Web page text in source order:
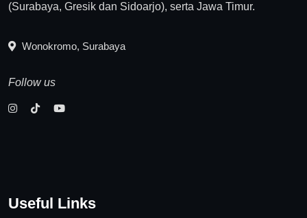
(Surabaya, Gresik dan Sidoarjo), serta Jawa Timur.
Wonokromo, Surabaya
Follow us
Useful Links